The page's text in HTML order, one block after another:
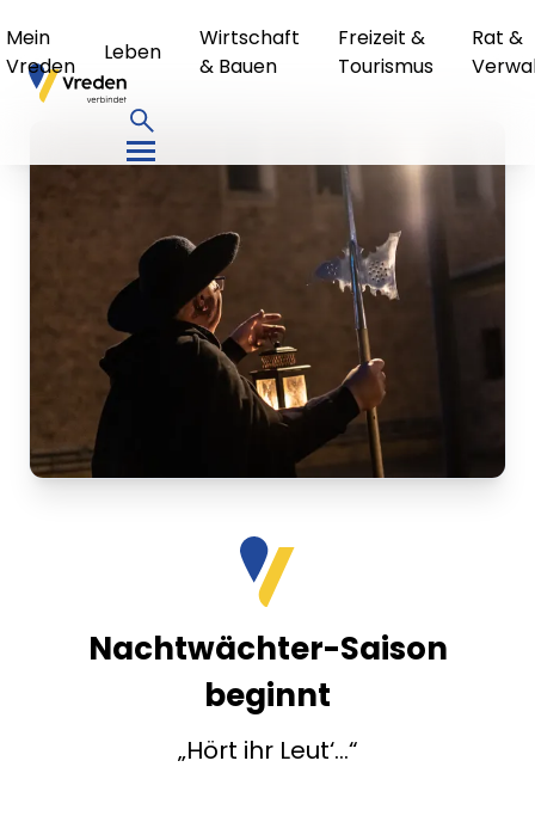
Mein
Vreden
Leben
Wirtschaft
& Bauen
Freizeit &
Tourismus
Rat &
Nachtwächter-Saison
beginnt
„Hört ihr Leut‘…“